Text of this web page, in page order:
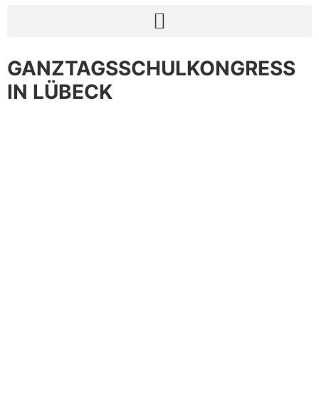
GANZTAGSSCHULKONGRESS
IN LÜBECK